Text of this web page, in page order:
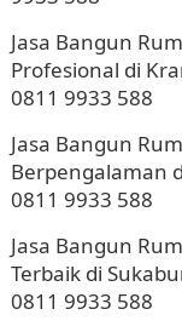
Jasa Bangun
Profesional di
0811 9933 588
Jasa Bangun
Berpengalaman
0811 9933 588
Jasa Bangun
Terbaik di
0811 9933 588